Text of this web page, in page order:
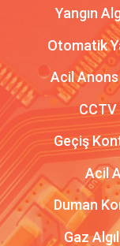
Yangın
Otomatik
Acil
Geçiş
Acil
Duman
Gaz